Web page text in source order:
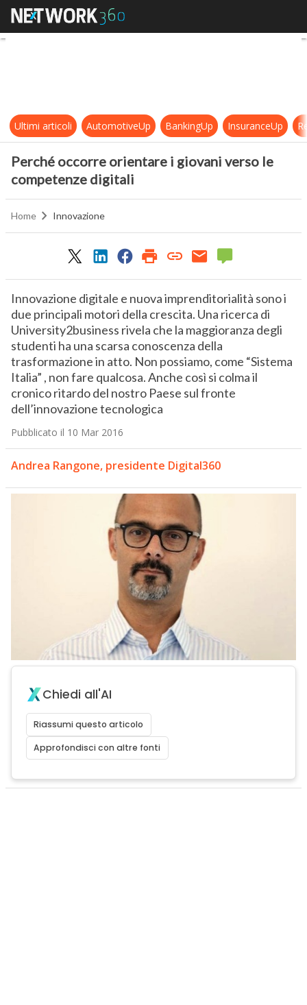
Perché occorre orientare i
Ultimi articoli AutomotiveUp BankingUp InsuranceUp
Perché occorre orientare i giovani verso le
competenze digitali
Home Innovazione
Innovazione digitale e nuova imprenditorialità sono i
due principali motori della crescita. Una ricerca di
University2business rivela che la maggioranza degli
studenti ha una scarsa conoscenza della
trasformazione in atto. Non possiamo, come “Sistema
Italia” , non fare qualcosa. Anche così si colma il
cronico ritardo del nostro Paese sul fronte
dell’innovazione tecnologica
Pubblicato il 10 Mar 2016
Andrea Rangone, presidente Digital360
Chiedi all'AI
Riassumi questo articolo
Approfondisci con altre fonti